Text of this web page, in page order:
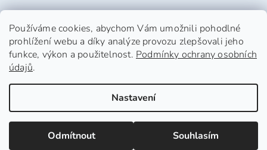
Používáme cookies, abychom Vám umožnili pohodlné
prohlížení webu a díky analýze provozu zlepšovali jeho
funkce, výkon a použitelnost. Podmínky ochrany osobních
údajů.
Nastavení
Odmítnout Souhlasím
Vytvořil Shoptet
Copyright 2026
. Všechna práva
Upravit nastavení cookies